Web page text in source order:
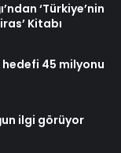
‘Türkiye’nin
Kitabı
hedefi 45 milyonu
ilgi görüyor